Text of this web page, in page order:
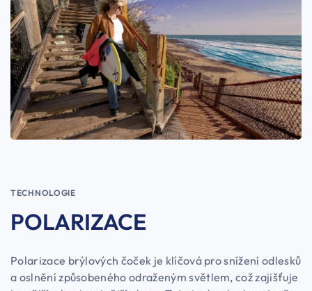
TECHNOLOGIE
POLARIZACE
Polarizace brýlových čoček je klíčová pro snížení odlesků
a oslnění způsobeného odraženým světlem, což zajišťuje